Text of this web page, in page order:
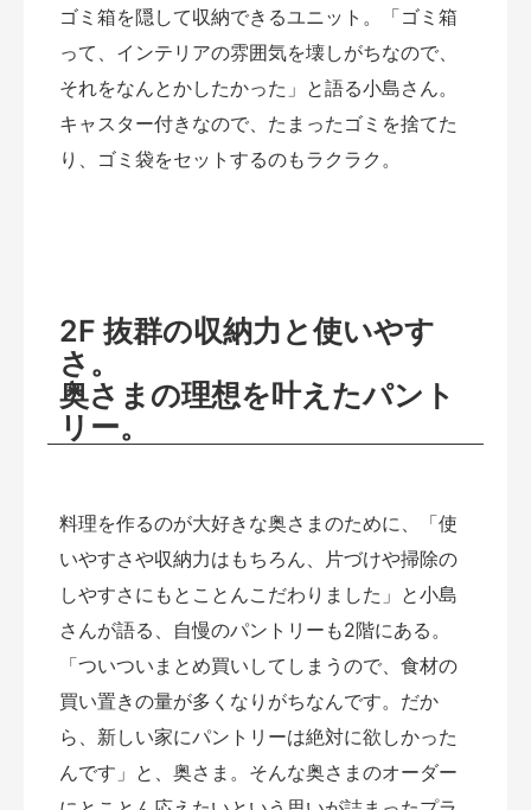
ゴミ箱を隠して収納できるユニット。「ゴミ箱
って、インテリアの雰囲気を壊しがちなので、
それをなんとかしたかった」と語る小島さん。
キャスター付きなので、たまったゴミを捨てた
り、ゴミ袋をセットするのもラクラク。
2F 抜群の収納力と使いやす
さ。
奥さまの理想を叶えたパント
リー。
料理を作るのが大好きな奥さまのために、「使
いやすさや収納力はもちろん、片づけや掃除の
しやすさにもとことんこだわりました」と小島
さんが語る、自慢のパントリーも2階にある。
「ついついまとめ買いしてしまうので、食材の
買い置きの量が多くなりがちなんです。だか
ら、新しい家にパントリーは絶対に欲しかった
んです」と、奥さま。そんな奥さまのオーダー